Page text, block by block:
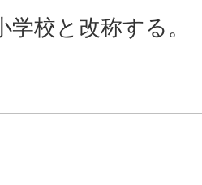
学校と改称する。